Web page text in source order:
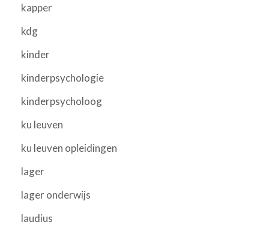
kapper
kdg
kinder
kinderpsychologie
kinderpsycholoog
ku leuven
ku leuven opleidingen
lager
lager onderwijs
laudius